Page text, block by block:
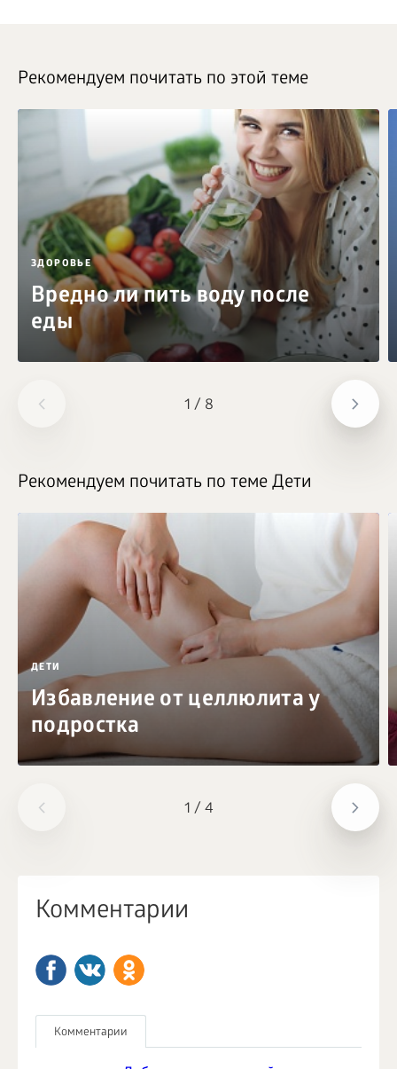
1 / 8
Рекомендуем почитать по этой теме
ЗДОРОВЬЕ
Вредно ли пить воду после
еды
1 / 4
Рекомендуем почитать по теме Дети
ДЕТИ
Избавление от целлюлита у
подростка
Комментарии
Комментарии